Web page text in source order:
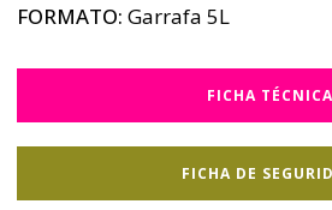
FORMATO: Garrafa 5L
FICHA TÉCNICA
FICHA DE